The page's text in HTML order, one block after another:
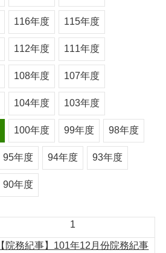
116年度 115年度
112年度 111年度
108年度 107年度
104年度 103年度
100年度 99年度 98年度
95年度 94年度 93年度
90年度
1
【院務紀事】101年12月份院務紀事